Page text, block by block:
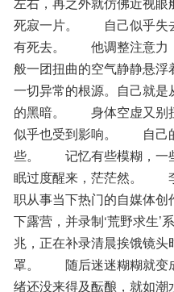
死寂一片。　　自己似乎
有死去。　　他调整注意
般一团扭曲的空气静静悬浮
一切异常的根源。自己就
的黑暗。　　身体空虚又
似乎也受到影响。　　自
些。　　记忆有些模糊，
眠过度醒来，茫茫然。　
职从事当下热门的自媒体
下露营，并录制‘荒野求生’
兆，正在补录清晨挨饿镜
罩。　　随后迷迷糊糊就
绪还没来得及酝酿，就如潮